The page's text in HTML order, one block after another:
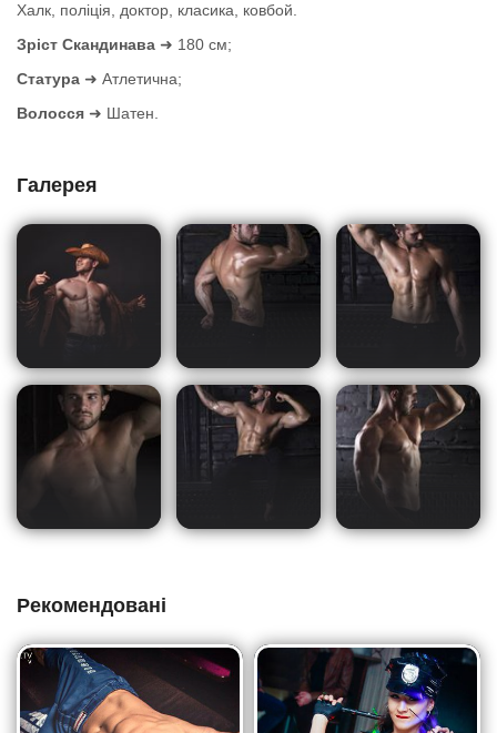
Халк, поліція, доктор, класика, ковбой.
Зріст Скандинава ➜ 180 см;
Статура ➜ Атлетична;
Волосся ➜ Шатен.
Галерея
Рекомендовані